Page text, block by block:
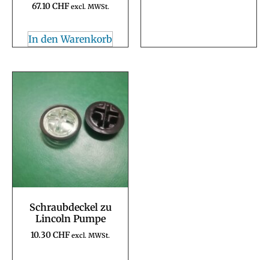
67.10CHF excl. MWSt.
In den Warenkorb
Schraubdeckel zu
Lincoln Pumpe
10.30CHF excl. MWSt.